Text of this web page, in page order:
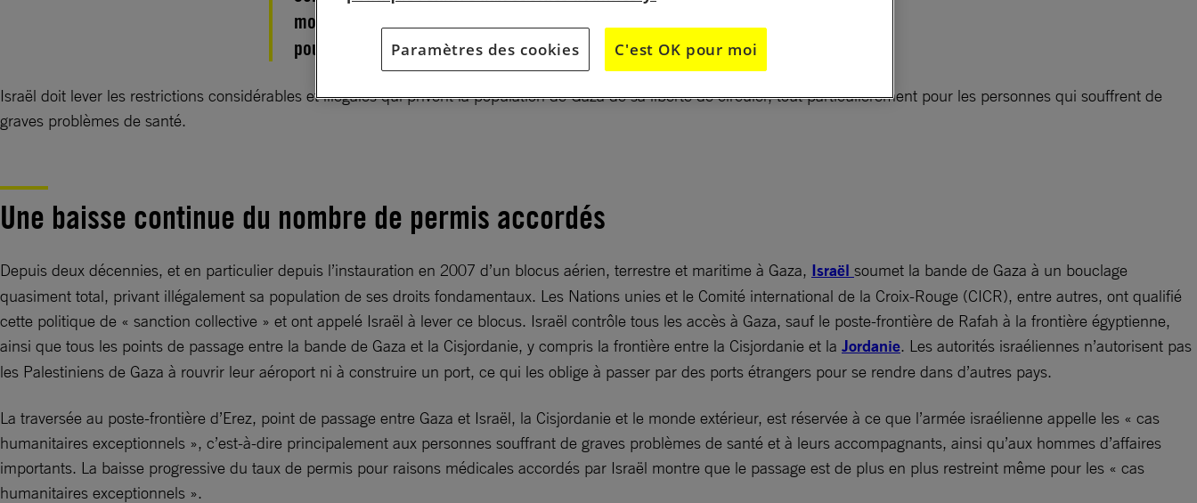
morts en 2017, faute d’avoir obtenu l’autorisation de sortir de Gaza
pour accéder à des soins médicaux – ou pour l’avoir obtenue trop tard.
Israël doit lever les restrictions considérables et illégales qui privent la population de Gaza de sa liberté de circuler, tout particulièrement pour les personnes qui souffrent de
graves problèmes de santé.
Une baisse continue du nombre de permis accordés
Depuis deux décennies, et en particulier depuis l’instauration en 2007 d’un blocus aérien, terrestre et maritime à Gaza, Israël soumet la bande de Gaza à un bouclage
quasiment total, privant illégalement sa population de ses droits fondamentaux. Les Nations unies et le Comité international de la Croix-Rouge (CICR), entre autres, ont qualifié
cette politique de « sanction collective » et ont appelé Israël à lever ce blocus. Israël contrôle tous les accès à Gaza, sauf le poste-frontière de Rafah à la frontière égyptienne,
ainsi que tous les points de passage entre la bande de Gaza et la Cisjordanie, y compris la frontière entre la Cisjordanie et la Jordanie. Les autorités israéliennes n’autorisent pas
les Palestiniens de Gaza à rouvrir leur aéroport ni à construire un port, ce qui les oblige à passer par des ports étrangers pour se rendre dans d’autres pays.
La traversée au poste-frontière d’Erez, point de passage entre Gaza et Israël, la Cisjordanie et le monde extérieur, est réservée à ce que l’armée israélienne appelle les « cas
humanitaires exceptionnels », c’est-à-dire principalement aux personnes souffrant de graves problèmes de santé et à leurs accompagnants, ainsi qu’aux hommes d’affaires
importants. La baisse progressive du taux de permis pour raisons médicales accordés par Israël montre que le passage est de plus en plus restreint même pour les « cas
humanitaires exceptionnels ».
Paramètres des cookies C'est OK pour moi